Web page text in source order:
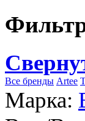
Все бренды Artee
Марка: